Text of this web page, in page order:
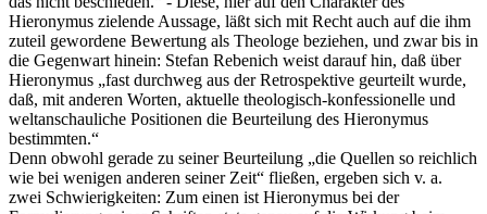
Hieronymus zielende Aussage, läßt sich mit Recht auch auf die ihm
zuteil gewordene Bewertung als Theologe beziehen, und zwar bis in
die Gegenwart hinein: Stefan Rebenich weist darauf hin, daß über
Hieronymus „fast durchweg aus der Retrospektive geurteilt wurde,
daß, mit anderen Worten, aktuelle theologisch-konfessionelle und
weltanschauliche Positionen die Beurteilung des Hieronymus
bestimmten.“
Denn obwohl gerade zu seiner Beurteilung „die Quellen so reichlich
wie bei wenigen anderen seiner Zeit“ fließen, ergeben sich v. a.
zwei Schwierigkeiten: Zum einen ist Hieronymus bei der